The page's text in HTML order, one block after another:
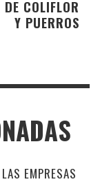
DE COLIFLOR
Y PUERROS
EMPRESAS